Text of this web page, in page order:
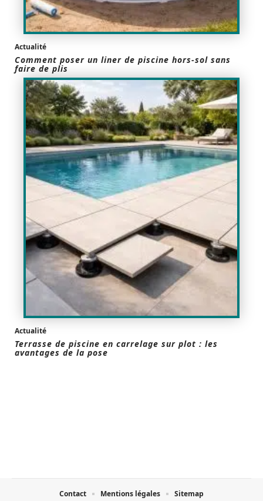
Actualité
Comment poser un liner de piscine hors-sol sans
faire de plis
Actualité
Terrasse de piscine en carrelage sur plot : les
avantages de la pose
Contact Mentions légales Sitemap